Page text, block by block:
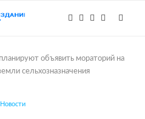
объявить мораторий на
сельхозназначения
Новости